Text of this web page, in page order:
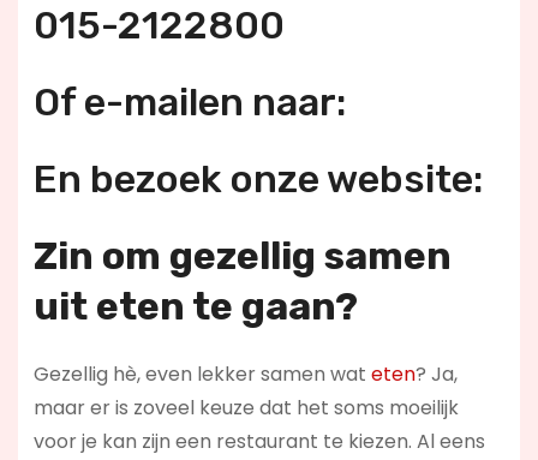
015-2122800
Of e-mailen naar:
En bezoek onze website:
Zin om gezellig samen
uit eten te gaan?
Gezellig hè, even lekker samen wat eten? Ja,
maar er is zoveel keuze dat het soms moeilijk
voor je kan zijn een restaurant te kiezen. Al eens